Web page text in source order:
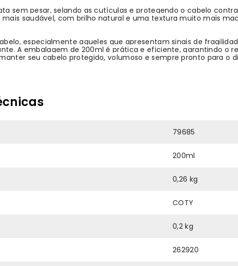
sem pesar, selando as cutículas e protegendo o cabelo
saudável, com brilho natural e uma textura muito mais
especialmente aqueles que apresentam sinais de
A embalagem de 200ml é prática e eficiente, garantindo o
seu cabelo protegido, volumoso e sempre pronto para o
79685
200ml
0,26 kg
COTY
0,2 kg
262920